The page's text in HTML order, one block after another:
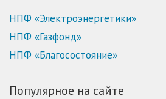
НПФ «Электроэнергетики»
НПФ «Газфонд»
НПФ «Благосостояние»
Популярное на сайте